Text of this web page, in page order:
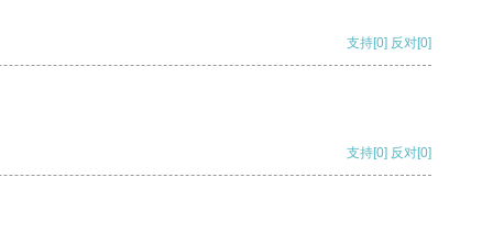
支持[0] 反对[0]
支持[0] 反对[0]